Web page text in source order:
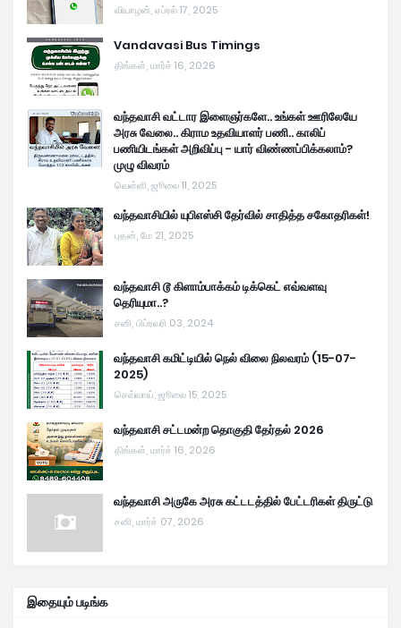
வியாழன், ஏப்ரல் 17, 2025
Vandavasi Bus Timings
திங்கள், மார்ச் 16, 2026
வந்தவாசி வட்டார இளைஞர்களே.. உங்கள் ஊரிலேயே
அரசு வேலை.. கிராம உதவியாளர் பணி.. காலிப்
பணியிடங்கள் அறிவிப்பு - யார் விண்ணப்பிக்கலாம்?
முழு விவரம்
வெள்ளி, ஜூலை 11, 2025
வந்தவாசியில் யுபிஎஸ்சி தேர்வில் சாதித்த சகோதரிகள்!
புதன், மே 21, 2025
வந்தவாசி டூ கிளாம்பாக்கம் டிக்கெட் எவ்வளவு
தெரியுமா..?
சனி, பிப்ரவரி 03, 2024
வந்தவாசி கமிட்டியில் நெல் விலை நிலவரம் (15-07-
2025)
செவ்வாய், ஜூலை 15, 2025
வந்தவாசி சட்டமன்ற தொகுதி தேர்தல் 2026
திங்கள், மார்ச் 16, 2026
வந்தவாசி அருகே அரசு கட்டடத்தில் பேட்டரிகள் திருட்டு
சனி, மார்ச் 07, 2026
இதையும் படிங்க